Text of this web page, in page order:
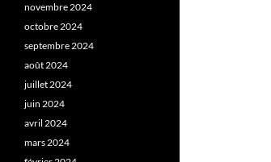
novembre 2024
octobre 2024
septembre 2024
août 2024
juillet 2024
juin 2024
avril 2024
mars 2024